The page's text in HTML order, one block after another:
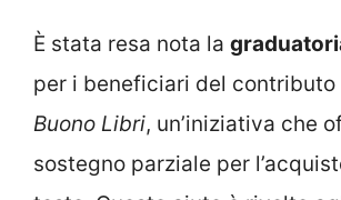
È stata resa nota la
per i beneficiari del contributo
Buono Libri, un’iniziativa che
sostegno parziale per